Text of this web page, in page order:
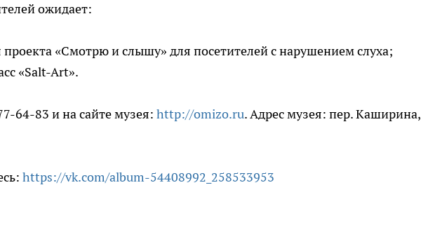
ожидает:
«Смотрю и слышу» для посетителей с нарушением слуха;
«Salt-Art».
64-83 и на сайте музея: http://omizo.ru. Адрес музея: пер. Каширина,
https://vk.com/album-54408992_258533953